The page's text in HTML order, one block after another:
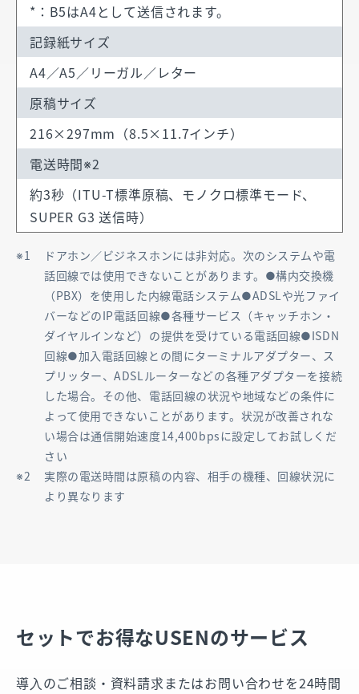
*：B5はA4として送信されます。
記録紙サイズ
A4／A5／リーガル／レター
原稿サイズ
216×297mm（8.5×11.7インチ）
電送時間※2
約3秒（ITU-T標準原稿、モノクロ標準モード、
SUPER G3 送信時）
ドアホン／ビジネスホンには非対応。次のシステムや電
話回線では使用できないことがあります。●構内交換機
（PBX）を使用した内線電話システム●ADSLや光ファイ
バーなどのIP電話回線●各種サービス（キャッチホン・
ダイヤルインなど）の提供を受けている電話回線●ISDN
回線●加入電話回線との間にターミナルアダプター、ス
プリッター、ADSLルーターなどの各種アダプターを接続
した場合。その他、電話回線の状況や地域などの条件に
よって使用できないことがあります。状況が改善されな
い場合は通信開始速度14,400bpsに設定してお試しくだ
さい
実際の電送時間は原稿の内容、相手の機種、回線状況に
より異なります
セットでお得なUSENのサービス
導⼊のご相談・資料請求またはお問い合わせを24時間